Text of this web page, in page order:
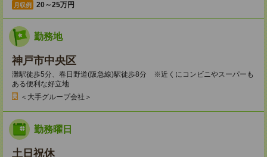
月収例 20～25万円
勤務地
神戸市中央区
灘駅徒歩5分、春日野道(阪急線)駅徒歩8分 ※近くにコンビニやスーパーも
ある便利な好立地
＜大手グループ会社＞
勤務曜日
土日祝休